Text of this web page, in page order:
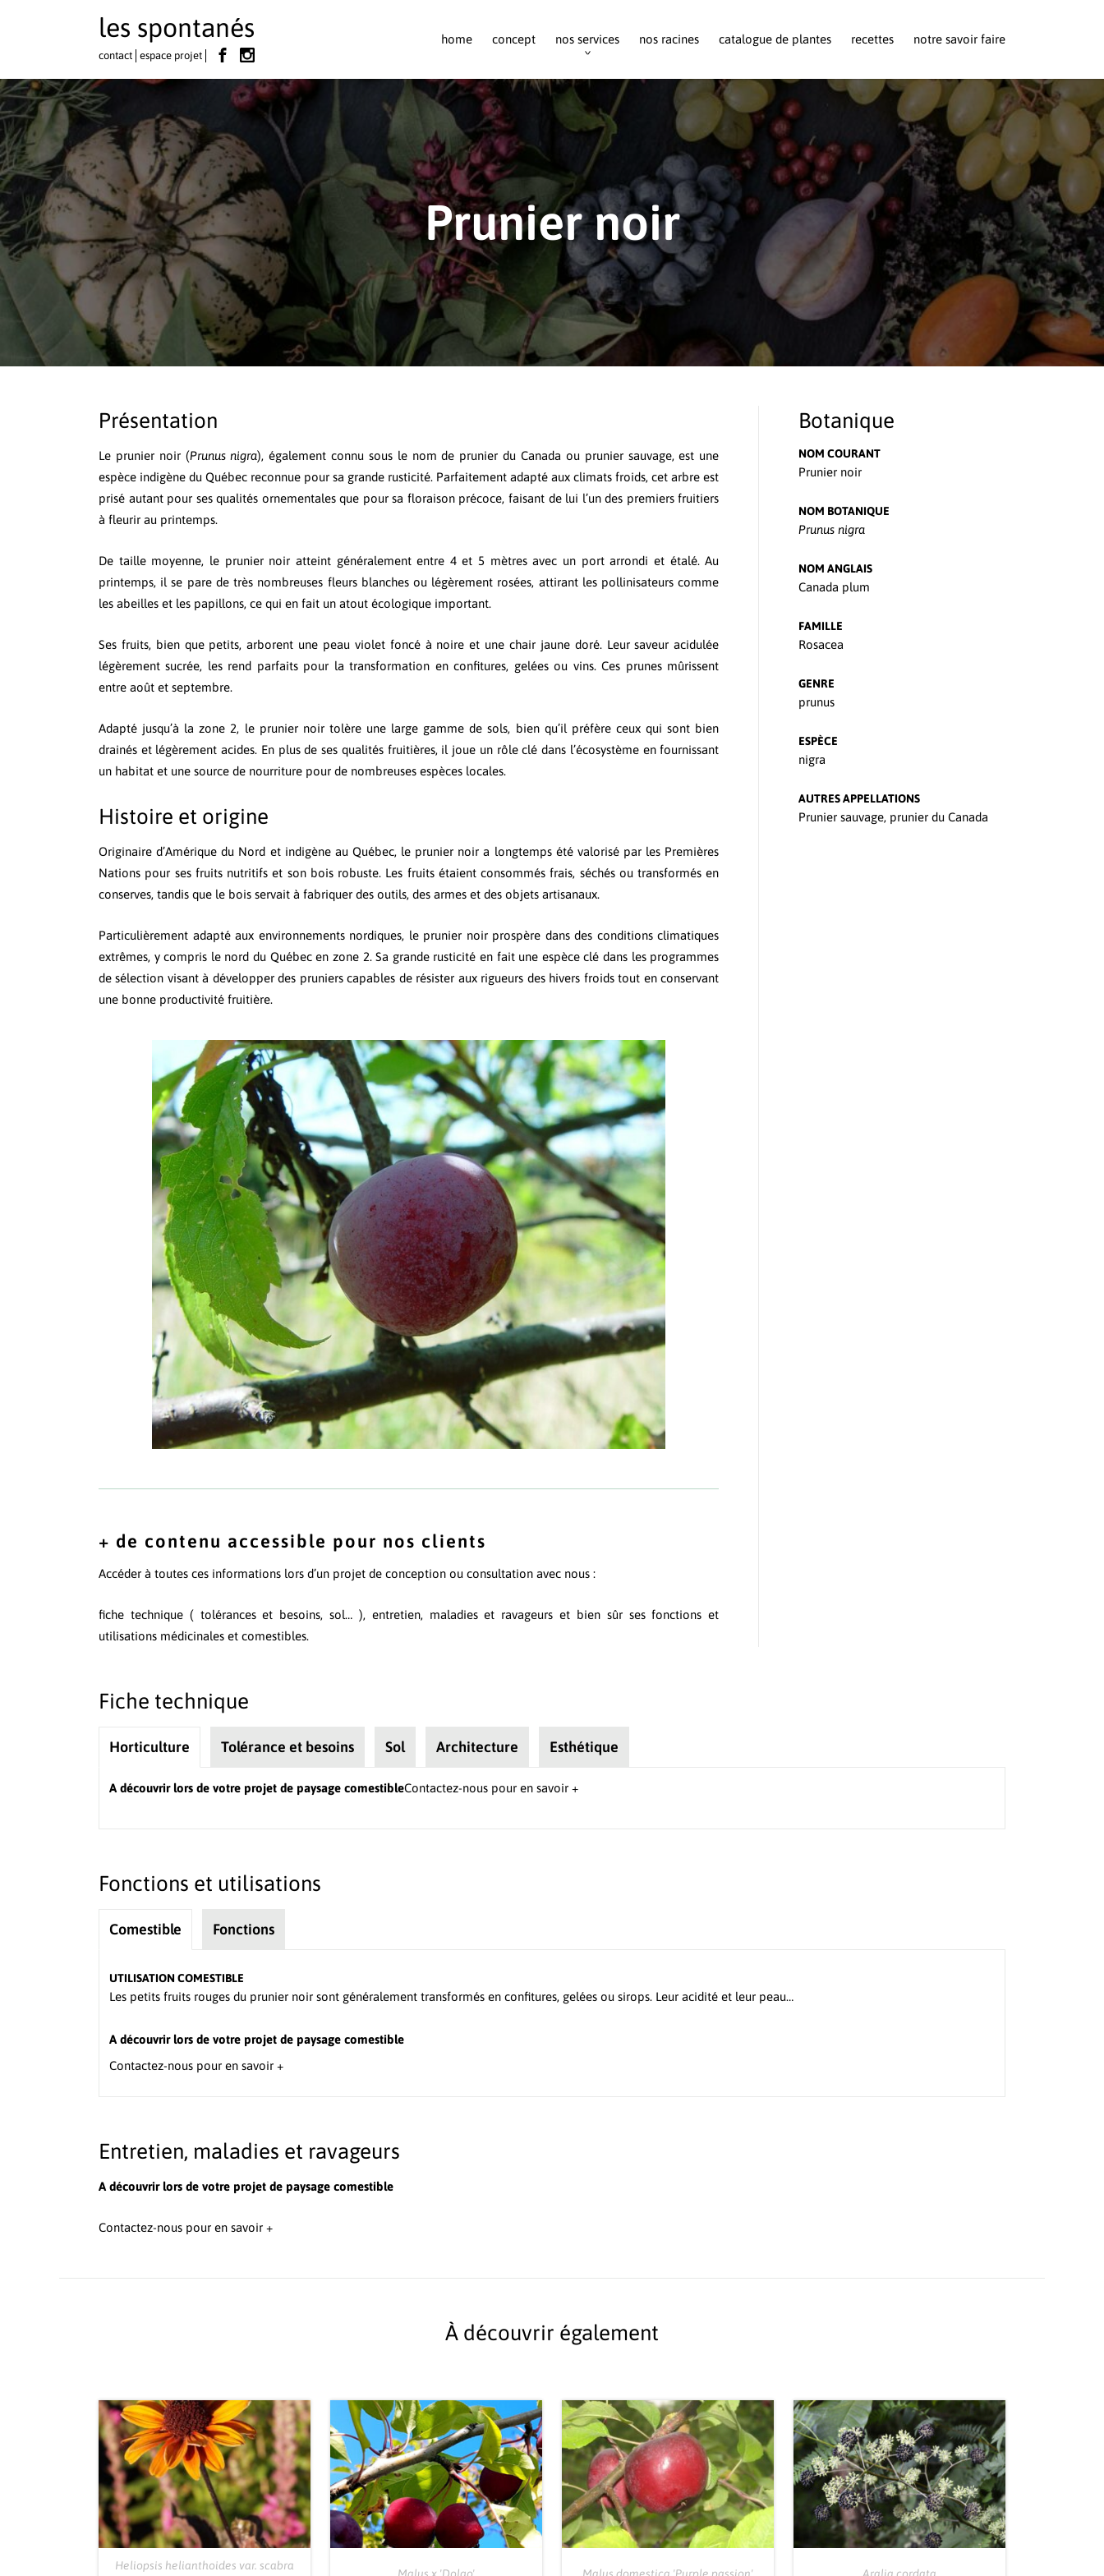
les spontanés home concept nos services nos racines catalogue de plantes recettes notre savoir faire
contact espace projet
Prunier noir
Présentation
Le prunier noir (Prunus nigra), également connu sous le nom de prunier du Canada ou prunier sauvage, est une
espèce indigène du Québec reconnue pour sa grande rusticité. Parfaitement adapté aux climats froids, cet arbre est
prisé autant pour ses qualités ornementales que pour sa floraison précoce, faisant de lui l’un des premiers fruitiers
à fleurir au printemps.
De taille moyenne, le prunier noir atteint généralement entre 4 et 5 mètres avec un port arrondi et étalé. Au
printemps, il se pare de très nombreuses fleurs blanches ou légèrement rosées, attirant les pollinisateurs comme
les abeilles et les papillons, ce qui en fait un atout écologique important.
Ses fruits, bien que petits, arborent une peau violet foncé à noire et une chair jaune doré. Leur saveur acidulée
légèrement sucrée, les rend parfaits pour la transformation en confitures, gelées ou vins. Ces prunes mûrissent
entre août et septembre.
Adapté jusqu’à la zone 2, le prunier noir tolère une large gamme de sols, bien qu’il préfère ceux qui sont bien
drainés et légèrement acides. En plus de ses qualités fruitières, il joue un rôle clé dans l’écosystème en fournissant
un habitat et une source de nourriture pour de nombreuses espèces locales.
Histoire et origine
Originaire d’Amérique du Nord et indigène au Québec, le prunier noir a longtemps été valorisé par les Premières
Nations pour ses fruits nutritifs et son bois robuste. Les fruits étaient consommés frais, séchés ou transformés en
conserves, tandis que le bois servait à fabriquer des outils, des armes et des objets artisanaux.
Particulièrement adapté aux environnements nordiques, le prunier noir prospère dans des conditions climatiques
extrêmes, y compris le nord du Québec en zone 2. Sa grande rusticité en fait une espèce clé dans les programmes
de sélection visant à développer des pruniers capables de résister aux rigueurs des hivers froids tout en conservant
une bonne productivité fruitière.
+ de contenu accessible pour nos clients
Accéder à toutes ces informations lors d’un projet de conception ou consultation avec nous :
fiche technique ( tolérances et besoins, sol… ), entretien, maladies et ravageurs et bien sûr ses fonctions et
utilisations médicinales et comestibles.
Botanique
NOM COURANT
Prunier noir
NOM BOTANIQUE
Prunus nigra
NOM ANGLAIS
Canada plum
FAMILLE
Rosacea
GENRE
prunus
ESPÈCE
nigra
AUTRES APPELLATIONS
Prunier sauvage, prunier du Canada
Fiche technique
Horticulture Tolérance et besoins Sol Architecture Esthétique
A découvrir lors de votre projet de paysage comestibleContactez-nous pour en savoir +
Fonctions et utilisations
Comestible Fonctions
UTILISATION COMESTIBLE
Les petits fruits rouges du prunier noir sont généralement transformés en confitures, gelées ou sirops. Leur acidité et leur peau…
A découvrir lors de votre projet de paysage comestible
Contactez-nous pour en savoir +
Entretien, maladies et ravageurs
A découvrir lors de votre projet de paysage comestible
Contactez-nous pour en savoir +
À découvrir également
Heliopsis helianthoides var. scabra